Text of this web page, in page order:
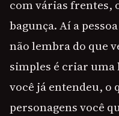
com várias frentes,
bagunça. Aí a
não lembra do que
simples é criar uma
você já entendeu, o
personagens você